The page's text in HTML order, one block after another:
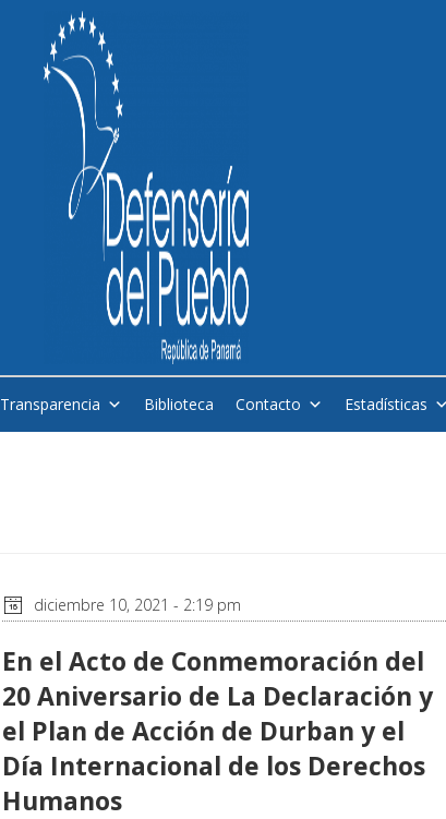
Transparencia Biblioteca Contacto Estadísticas
diciembre 10, 2021 - 2:19 pm
En el Acto de Conmemoración del
20 Aniversario de La Declaración y
el Plan de Acción de Durban y el
Día Internacional de los Derechos
Humanos